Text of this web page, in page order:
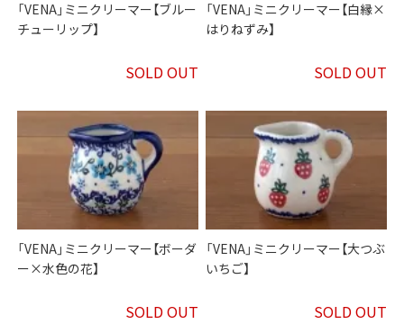
「VENA」ミニクリーマー【ブルー
チューリップ】
SOLD OUT
「VENA」ミニクリーマー【白縁×
はりねずみ】
SOLD OUT
「VENA」ミニクリーマー【ボーダ
ー×水色の花】
SOLD OUT
「VENA」ミニクリーマー【大つぶ
いちご】
SOLD OUT